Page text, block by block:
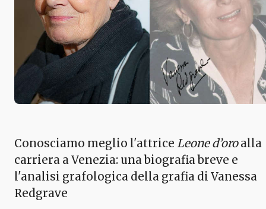
Conosciamo meglio l'attrice Leone d’oroalla
carriera a Venezia: una biografia breve e
l'analisi grafologica della grafia di Vanessa
Redgrave